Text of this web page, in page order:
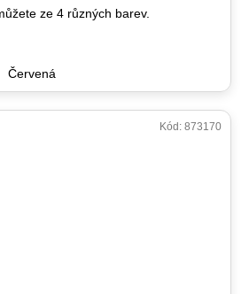
ze 4 různých barev.
Červená
Kód: 873170